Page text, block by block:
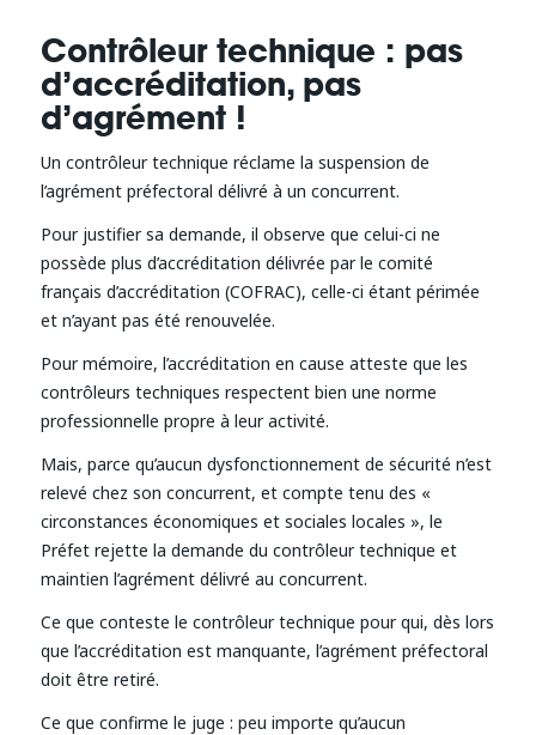
Contrôleur technique : pas
d’accréditation, pas
d’agrément !
Un contrôleur technique réclame la suspension de
l’agrément préfectoral délivré à un concurrent.
Pour justifier sa demande, il observe que celui-ci ne
possède plus d’accréditation délivrée par le comité
français d’accréditation (COFRAC), celle-ci étant périmée
et n’ayant pas été renouvelée.
Pour mémoire, l’accréditation en cause atteste que les
contrôleurs techniques respectent bien une norme
professionnelle propre à leur activité.
Mais, parce qu’aucun dysfonctionnement de sécurité n’est
relevé chez son concurrent, et compte tenu des «
circonstances économiques et sociales locales », le
Préfet rejette la demande du contrôleur technique et
maintien l’agrément délivré au concurrent.
Ce que conteste le contrôleur technique pour qui, dès lors
que l’accréditation est manquante, l’agrément préfectoral
doit être retiré.
Ce que confirme le juge : peu importe qu’aucun